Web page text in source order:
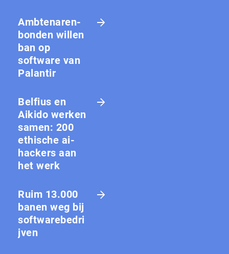
Amb­te­na­ren­
bon­den willen
ban op
software van
Palantir
Belfius en
Aikido werken
samen: 200
ethische ai-
hackers aan
het werk
Ruim 13.000
banen weg bij
softwarebedri
jven